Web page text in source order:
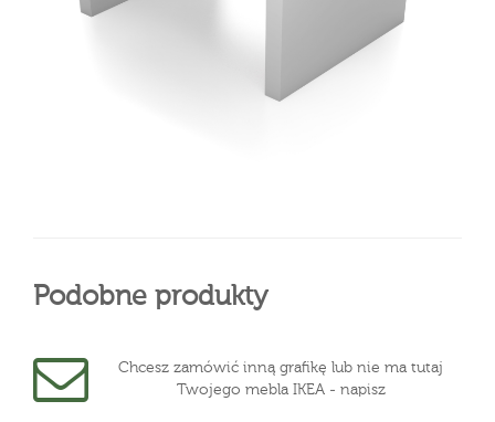
Podobne produkty
Chcesz zamówić inną grafikę lub nie ma tutaj
Twojego mebla IKEA - napisz